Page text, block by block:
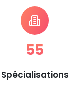
55
Spécialisations